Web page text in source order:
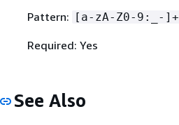
Pattern: [a-zA-Z0-9:_-]+
Required: Yes
See Also